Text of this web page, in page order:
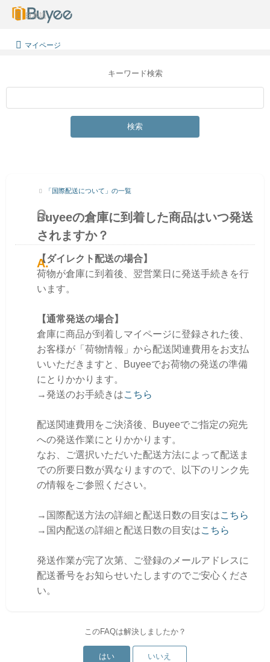
日本語
マイページ
キーワード検索
検索
「国際配送について」の一覧
Buyeeの倉庫に到着した商品はいつ発送
されますか？
【ダイレクト配送の場合】
荷物が倉庫に到着後、翌営業日に発送手続きを行
います。
【通常発送の場合】
倉庫に商品が到着しマイページに登録された後、
お客様が「荷物情報」から配送関連費用をお支払
いいただきますと、Buyeeでお荷物の発送の準備
にとりかかります。
→発送のお手続きはこちら
配送関連費用をご決済後、Buyeeでご指定の宛先
への発送作業にとりかかります。
なお、ご選択いただいた配送方法によって配送ま
での所要日数が異なりますので、以下のリンク先
の情報をご参照ください。
→国際配送方法の詳細と配送日数の目安はこちら
→国内配送の詳細と配送日数の目安はこちら
発送作業が完了次第、ご登録のメールアドレスに
配送番号をお知らせいたしますのでご安心くださ
い。
このFAQは解決しましたか？
はい いいえ